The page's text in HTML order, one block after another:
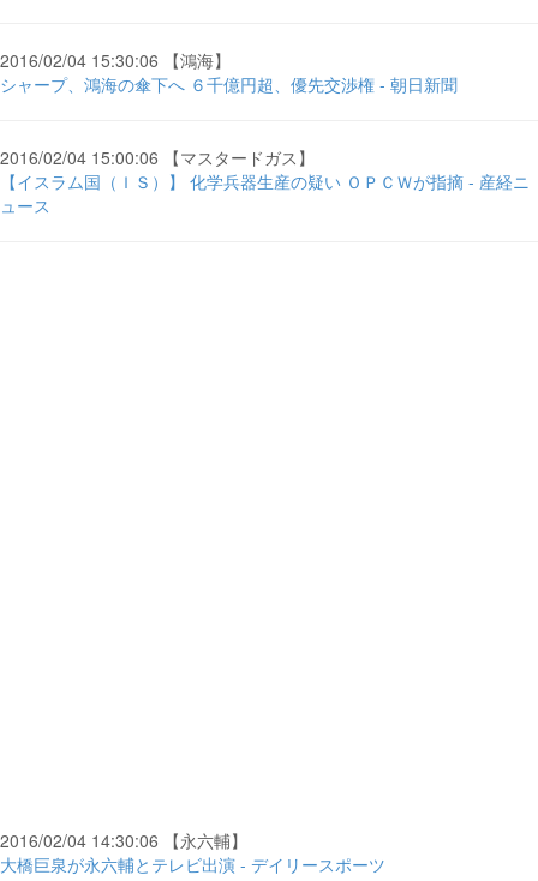
2016/02/04 15:30:06 【鴻海】
シャープ、鴻海の傘下へ ６千億円超、優先交渉権 - 朝日新聞
2016/02/04 15:00:06 【マスタードガス】
【イスラム国（ＩＳ）】 化学兵器生産の疑い ＯＰＣＷが指摘 - 産経ニ
ュース
2016/02/04 14:30:06 【永六輔】
大橋巨泉が永六輔とテレビ出演 - デイリースポーツ